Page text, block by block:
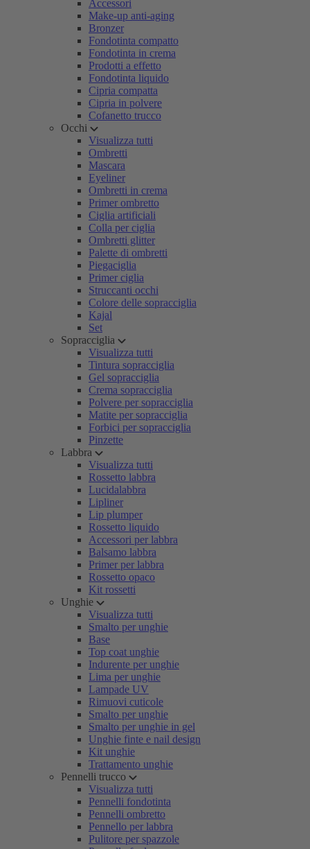
Accessori
Make-up anti-aging
Bronzer
Fondotinta compatto
Fondotinta in crema
Prodotti a effetto
Fondotinta liquido
Cipria compatta
Cipria in polvere
Cofanetto trucco
Occhi
Visualizza tutti
Ombretti
Mascara
Eyeliner
Ombretti in crema
Primer ombretto
Ciglia artificiali
Colla per ciglia
Ombretti glitter
Palette di ombretti
Piegaciglia
Primer ciglia
Struccanti occhi
Colore delle sopracciglia
Kajal
Set
Sopracciglia
Visualizza tutti
Tintura sopracciglia
Gel sopracciglia
Crema sopracciglia
Polvere per sopracciglia
Matite per sopracciglia
Forbici per sopracciglia
Pinzette
Labbra
Visualizza tutti
Rossetto labbra
Lucidalabbra
Lipliner
Lip plumper
Rossetto liquido
Accessori per labbra
Balsamo labbra
Primer per labbra
Rossetto opaco
Kit rossetti
Unghie
Visualizza tutti
Smalto per unghie
Base
Top coat unghie
Indurente per unghie
Lima per unghie
Lampade UV
Rimuovi cuticole
Smalto per unghie
Smalto per unghie in gel
Unghie finte e nail design
Kit unghie
Trattamento unghie
Pennelli trucco
Visualizza tutti
Pennelli fondotinta
Pennelli ombretto
Pennello per labbra
Pulitore per spazzole